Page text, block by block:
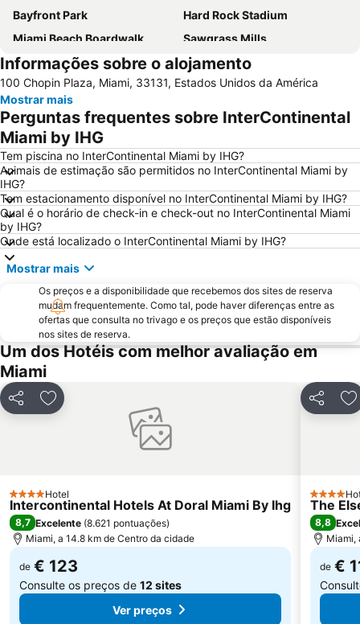
Bayfront Park
Hard Rock Stadium
Miami Beach Boardwalk
Sawgrass Mills
Lincoln Road
Dolphin Mall
Miami Beach Marina
Bayside Marketplace
Centro de Miami
Coconut Grove
Fort Lauderdale Beach
Brickell Avenue
Las Olas Boulevard
Wynwood-Edgewater
Design District
Miami Beach Visitor Center
Collins Avenue
Port Everglades
Miami Beach Gay Pride
Bal Harbour Shops
Bairro Art Deco
Ultra Music Festival
Hard Rock Cafe Miami
Keys Islands
The Rock Boat
SoBe Unique
Miami International Mall
The Groove Cruise
Florida Grand Opera
Midtown
Bayside District
Fort Lauderdale Executive Airport
University of Miami
The Fort Lauderdale Ghost Tours
Informações sobre o alojamento
100 Chopin Plaza, Miami, 33131, Estados Unidos da América
Mostrar mais
Perguntas frequentes sobre InterContinental
Miami by IHG
Tem piscina no InterContinental Miami by IHG?
Animais de estimação são permitidos no InterContinental Miami by
IHG?
Tem estacionamento disponível no InterContinental Miami by IHG?
Qual é o horário de check-in e check-out no InterContinental Miami
by IHG?
Onde está localizado o InterContinental Miami by IHG?
Mostrar mais
Os preços e a disponibilidade que recebemos dos sites de reserva
mudam frequentemente. Como tal, pode haver diferenças entre as
ofertas que consulta no trivago e os preços que estão disponíveis
nos sites de reserva.
Um dos Hotéis com melhor avaliação em
Miami
PartilharAdicionar aos favoritos
4 Estrelas
Hotel
Intercontinental Hotels At Doral Miami By Ihg
8,7 Excelente (8.621 pontuações)
Miami, a 14.8 km de Centro da cidade
de € 123
Consulte os preços de 12 sites
Ver preços
Partilhar
4 Estrelas
The
8,8
Miami,
de €